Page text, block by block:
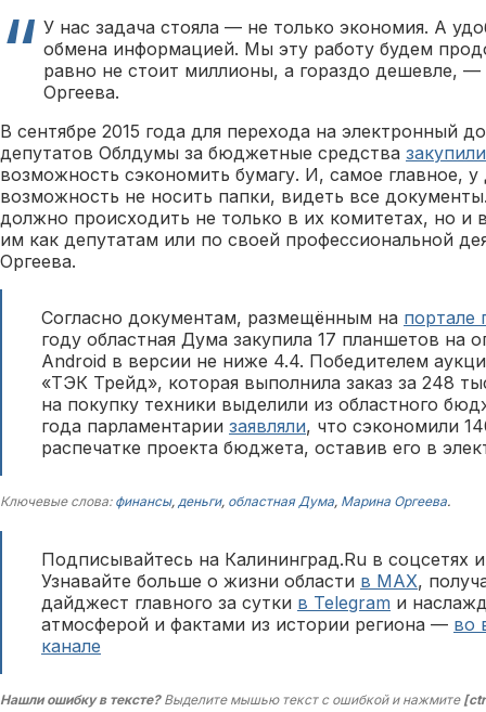
У нас задача стояла — не только экономия. А
обмена информацией. Мы эту работу будем
равно не стоит миллионы, а гораздо дешевле,
Оргеева.
В сентябре 2015 года для перехода на электронный
депутатов Облдумы за бюджетные средства закупили
возможность сэкономить бумагу. И, самое главное, у
возможность не носить папки, видеть все
должно происходить не только в их комитетах, но и
им как депутатам или по своей профессиональной
Оргеева.
Согласно документам, размещённым на портале
году областная Дума закупила 17 планшетов на
Android в версии не ниже 4.4. Победителем
«ТЭК Трейд», которая выполнила заказ за 248
на покупку техники выделили из областного
года парламентарии заявляли, что сэкономили
распечатке проекта бюджета, оставив его в
Ключевые слова: финансы, деньги, областная Дума, Марина Оргеева.
Подписывайтесь на Калининград.Ru в соцсетях
Узнавайте больше о жизни области в MAX,
дайджест главного за сутки в Telegram и
атмосферой и фактами из истории региона — во
канале
Нашли ошибку в тексте?Выделите мышью текст с ошибкой и нажмите